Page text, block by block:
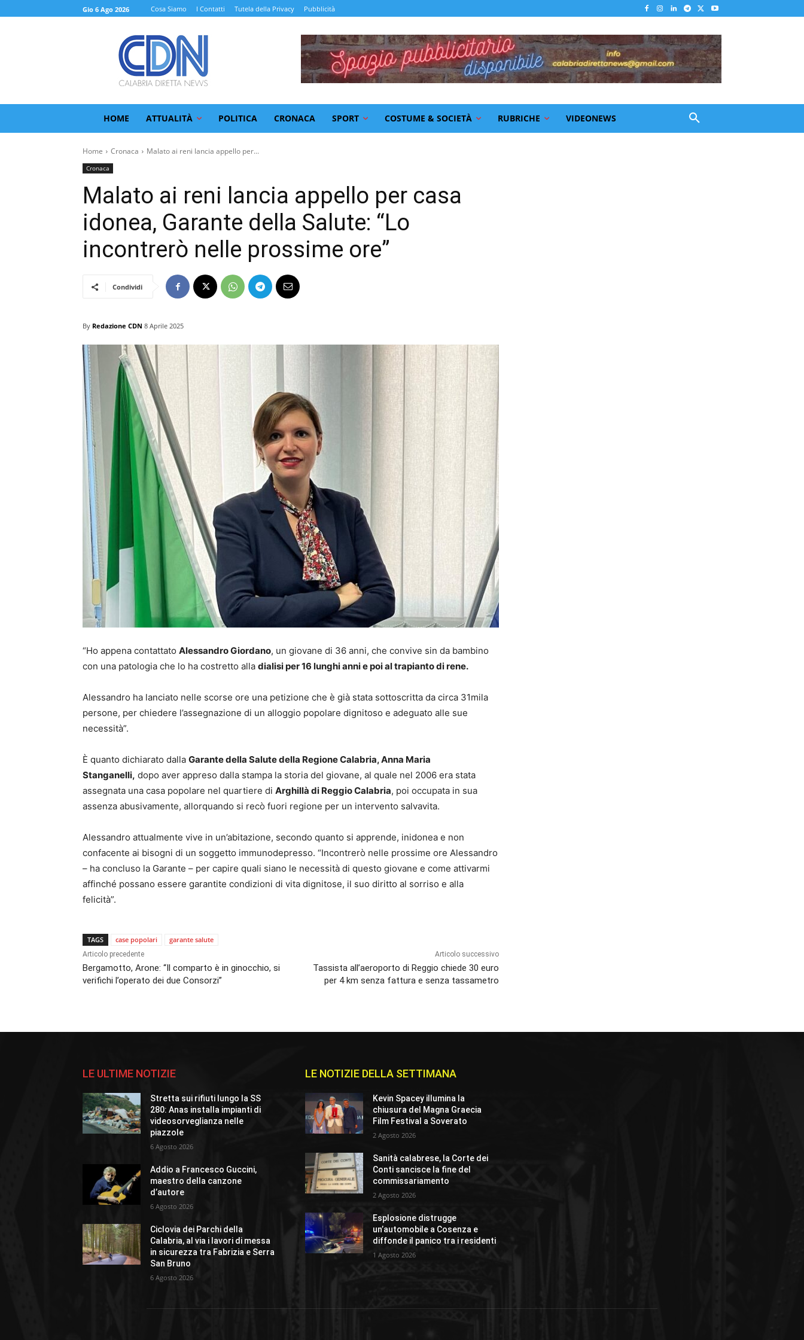
Gio 6 Ago 2026 Cosa Siamo I Contatti Tutela della Privacy Pubblicità
HOME ATTUALITÀ POLITICA CRONACA SPORT COSTUME & SOCIETÀ RUBRICHE VIDEONEWS
Home Cronaca Malato ai reni lancia appello per...
Cronaca
Malato ai reni lancia appello per casa
idonea, Garante della Salute: “Lo
incontrerò nelle prossime ore”
Condividi
By Redazione CDN 8 Aprile 2025
“Ho appena contattato Alessandro Giordano, un giovane di 36 anni, che convive sin da bambino
con una patologia che lo ha costretto alla dialisi per 16 lunghi anni e poi al trapianto di rene.
Alessandro ha lanciato nelle scorse ore una petizione che è già stata sottoscritta da circa 31mila
persone, per chiedere l’assegnazione di un alloggio popolare dignitoso e adeguato alle sue
necessità”.
È quanto dichiarato dalla Garante della Salute della Regione Calabria, Anna Maria
Stanganelli, dopo aver appreso dalla stampa la storia del giovane, al quale nel 2006 era stata
assegnata una casa popolare nel quartiere di Arghillà di Reggio Calabria, poi occupata in sua
assenza abusivamente, allorquando si recò fuori regione per un intervento salvavita.
Alessandro attualmente vive in un’abitazione, secondo quanto si apprende, inidonea e non
confacente ai bisogni di un soggetto immunodepresso. “Incontrerò nelle prossime ore Alessandro
– ha concluso la Garante – per capire quali siano le necessità di questo giovane e come attivarmi
affinché possano essere garantite condizioni di vita dignitose, il suo diritto al sorriso e alla
felicità”.
TAGS case popolari garante salute
Articolo precedente
Bergamotto, Arone: “Il comparto è in ginocchio, si
verifichi l’operato dei due Consorzi”
Articolo successivo
Tassista all’aeroporto di Reggio chiede 30 euro
per 4 km senza fattura e senza tassametro
LE ULTIME NOTIZIE
Stretta sui rifiuti lungo la SS
280: Anas installa impianti di
videosorveglianza nelle
piazzole
6 Agosto 2026
Addio a Francesco Guccini,
maestro della canzone
d’autore
6 Agosto 2026
Ciclovia dei Parchi della
Calabria, al via i lavori di messa
in sicurezza tra Fabrizia e Serra
San Bruno
6 Agosto 2026
LE NOTIZIE DELLA SETTIMANA
Kevin Spacey illumina la
chiusura del Magna Graecia
Film Festival a Soverato
2 Agosto 2026
Sanità calabrese, la Corte dei
Conti sancisce la fine del
commissariamento
2 Agosto 2026
Esplosione distrugge
un’automobile a Cosenza e
diffonde il panico tra i residenti
1 Agosto 2026